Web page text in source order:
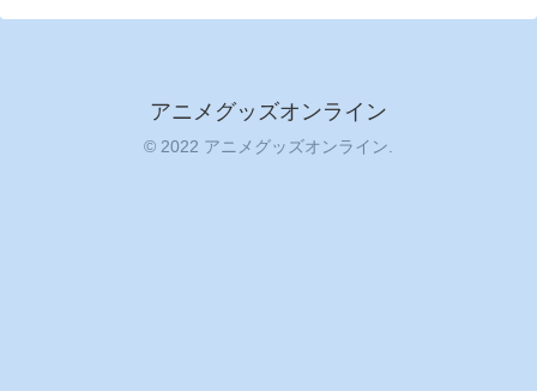
アニメグッズオンライン
© 2022 アニメグッズオンライン.